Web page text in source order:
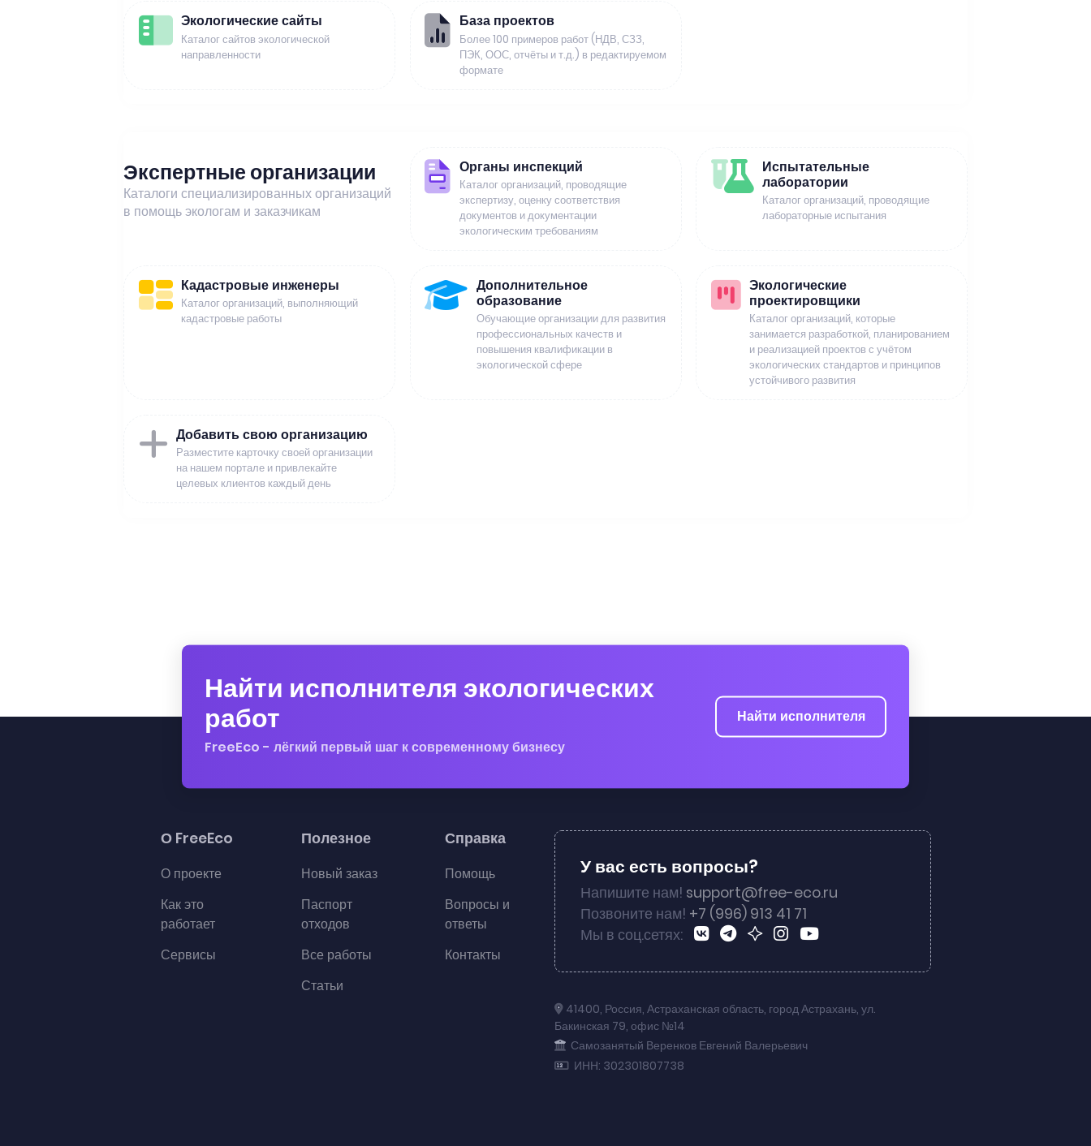
Экологические сайты
Каталог сайтов экологической
направленности
База проектов
Более 100 примеров работ (НДВ, СЗЗ,
ПЭК, ООС, отчёты и т.д.) в редактируемом
формате
Экспертные организации
Каталоги специализированных организаций
в помощь экологам и заказчикам
Органы инспекций
Каталог организаций, проводящие
экспертизу, оценку соответствия
документов и документации
экологическим требованиям
Испытательные
лаборатории
Каталог организаций, проводящие
лабораторные испытания
Кадастровые инженеры
Каталог организаций, выполняющий
кадастровые работы
Дополнительное
образование
Обучающие организации для развития
профессиональных качеств и
повышения квалификации в
экологической сфере
Экологические
проектировщики
Каталог организаций, которые
занимается разработкой, планированием
и реализацией проектов с учётом
экологических стандартов и принципов
устойчивого развития
Добавить свою организацию
Разместите карточку своей организации
на нашем портале и привлекайте
целевых клиентов каждый день
Найти исполнителя экологических
работ
FreeEco - лёгкий первый шаг к современному бизнесу
Найти исполнителя
О FreeEco
О проекте
Как это
работает
Сервисы
Полезное
Новый заказ
Паспорт
отходов
Все работы
Статьи
Справка
Помощь
Вопросы и
ответы
Контакты
У вас есть вопросы?
Напишите нам! support@free-eco.ru
Позвоните нам! +7 (996) 913 41 71
Мы в соц.сетях:
41400, Россия, Астраханская область, город Астрахань, ул.
Бакинская 79, офис №14
Самозанятый Веренков Евгений Валерьевич
ИНН: 302301807738